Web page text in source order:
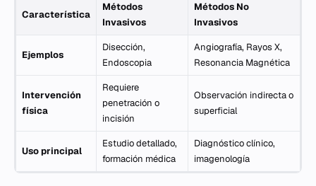
Característica
Métodos
Invasivos
Métodos No
Invasivos
Ejemplos
Disección,
Endoscopia
Angiografía, Rayos X,
Resonancia Magnética
Intervención
física
Requiere
penetración o
incisión
Observación indirecta o
superficial
Uso principal
Estudio detallado,
formación médica
Diagnóstico clínico,
imagenología